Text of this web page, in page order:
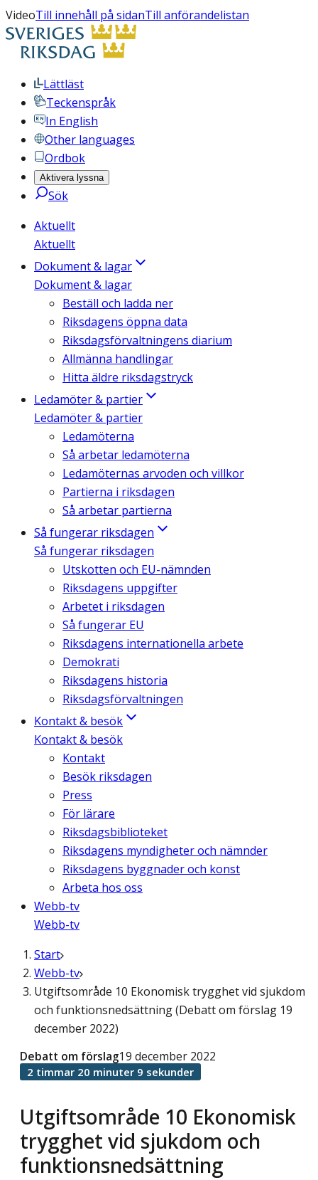
VideoTill innehåll på sidanTill anförandelistan
Lättläst
Teckenspråk
In English
Other languages
Ordbok
Aktivera lyssna
Sök
Aktuellt
Aktuellt
Dokument & lagar
Dokument & lagar
Beställ och ladda ner
Riksdagens öppna data
Riksdagsförvaltningens diarium
Allmänna handlingar
Hitta äldre riksdagstryck
Ledamöter & partier
Ledamöter & partier
Ledamöterna
Så arbetar ledamöterna
Ledamöternas arvoden och villkor
Partierna i riksdagen
Så arbetar partierna
Så fungerar riksdagen
Så fungerar riksdagen
Utskotten och EU-nämnden
Riksdagens uppgifter
Arbetet i riksdagen
Så fungerar EU
Riksdagens internationella arbete
Demokrati
Riksdagens historia
Riksdagsförvaltningen
Kontakt & besök
Kontakt & besök
Kontakt
Besök riksdagen
Press
För lärare
Riksdagsbiblioteket
Riksdagens myndigheter och nämnder
Riksdagens byggnader och konst
Arbeta hos oss
Webb-tv
Webb-tv
Start
Webb-tv
Utgiftsområde 10 Ekonomisk trygghet vid sjukdom
och funktionsnedsättning (Debatt om förslag 19
december 2022)
Utgiftsområde 10 Ekonomisk
trygghet vid sjukdom och
funktionsnedsättning
Debatt om förslag19 december 2022
2 timmar 20 minuter 9 sekunder